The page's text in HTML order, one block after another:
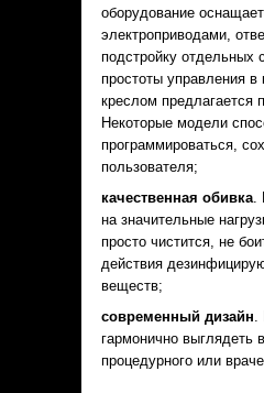
оборудование
электроприводами,
подстройку отдельных
простоты управления в
креслом предлагается
Некоторые модели
программироваться,
пользователя;
качественная обивка.
на значительные
просто чистится, не
действия
веществ;
современный дизайн.
гармонично выглядеть
процедурного или